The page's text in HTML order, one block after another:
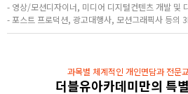
- 영상/모션디자이너, 미디어 디지털컨텐츠 개발 및
- 포스트 프로덕션, 광고대행사, 모션그래픽사 등의
과목별 체계적인 개인면담과 전문
더블유아카데미만의 특